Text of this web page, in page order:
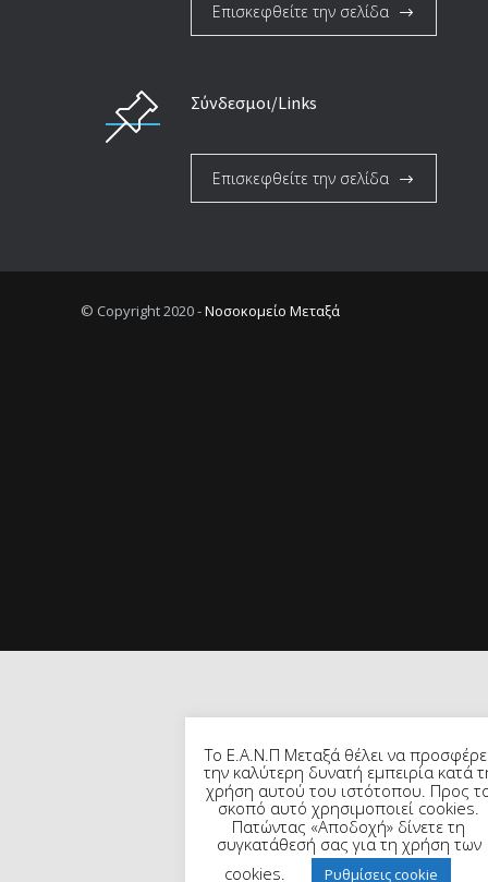
Επισκεφθείτε την σελίδα
Σύνδεσμοι/Links
Επισκεφθείτε την σελίδα
© Copyright 2020 -Νοσοκομείο Μεταξά
Το Ε.Α.Ν.Π Μεταξά θέλει να
την καλύτερη δυνατή εμπειρία κατά
χρήση αυτού του ιστότοπου. Προς
σκοπό αυτό χρησιμοποιεί cookies.
Πατώντας «Αποδοχή» δίνετε τη
συγκατάθεσή σας για τη χρήση των
cookies.
Ρυθμίσεις cookie